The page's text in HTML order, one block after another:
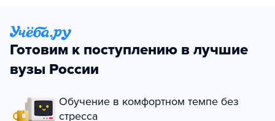
Готовим к поступлению в лучшие
вузы России
Обучение в комфортном темпе без
стресса